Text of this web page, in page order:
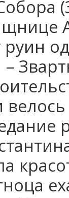
руин